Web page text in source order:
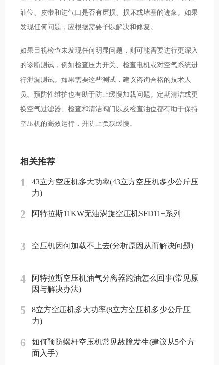
油位、皮带和进气口是否有磨损、损坏或堵塞的迹象。如果
发现任何问题，应根据需要予以解决和修复。
如果目视检查未发现任何明显问题，则可能需要进行更深入
的诊断测试，例如检查压力开关、检查电机或对空气系统进
行泄漏测试。如果需要这些测试，建议咨询合格的技术人
员。预防性维护也有助于防止缓慢加载问题。定期清洁或更
换空气过滤器、检查和清洁阀门以及检查油位都有助于保持
空压机的高效运行，并防止负载缓慢。
相关推荐
1
43立方空压机多大功率(43立方空压机多少公斤压
力)
2 阿特拉斯11KW无油涡旋空压机SFD11+系列
3 空压机因何加载不上去(分析原因从而解决问题)
4
阿特拉斯空压机油气分离器跑油怎么回事(常见原
因与解决办法)
5
8立方空压机多大功率(8立方空压机多少公斤压
力)
6
如何预防螺杆空压机常见故障发生(建议从5个方
面入手)